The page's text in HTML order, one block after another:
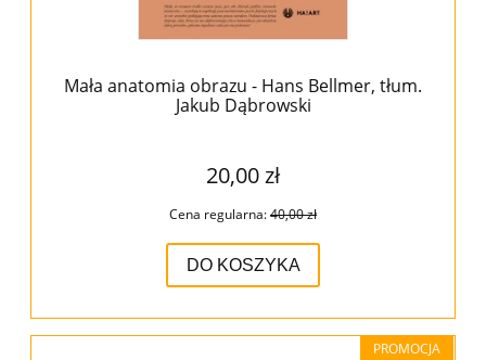
Mała anatomia obrazu - Hans Bellmer, tłum.
Jakub Dąbrowski
20,00 zł
Cena regularna:40,00 zł
DO KOSZYKA
PROMOCJA